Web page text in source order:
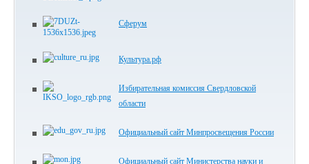
Сферум
Культура.рф
Избирательная комиссия Свердловской
области
Официальный сайт Минпросвещения России
Официальный сайт Министерства науки и